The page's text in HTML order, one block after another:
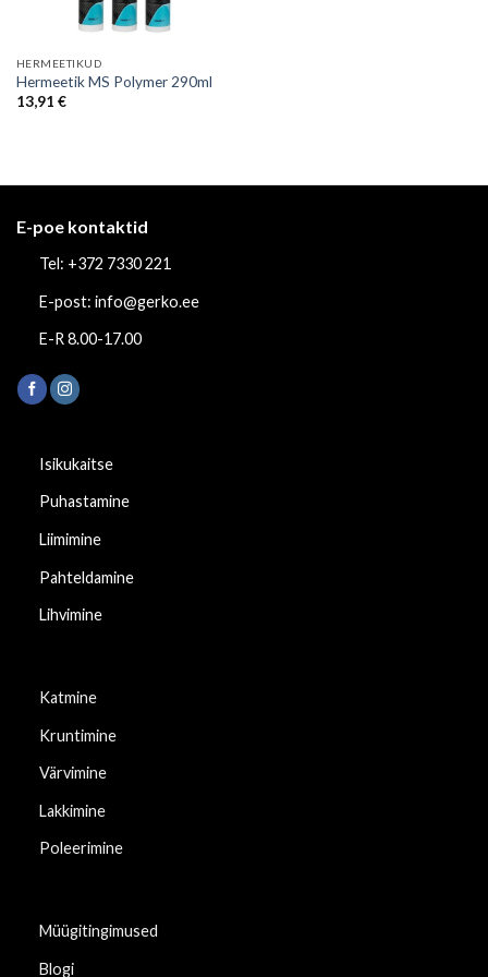
HERMEETIKUD
Hermeetik MS Polymer 290ml
13,91 €
E-poe kontaktid
Tel: +372 7330 221
E-post: info@gerko.ee
E-R 8.00-17.00
Isikukaitse
Puhastamine
Liimimine
Pahteldamine
Lihvimine
Katmine
Kruntimine
Värvimine
Lakkimine
Poleerimine
Müügitingimused
Blogi